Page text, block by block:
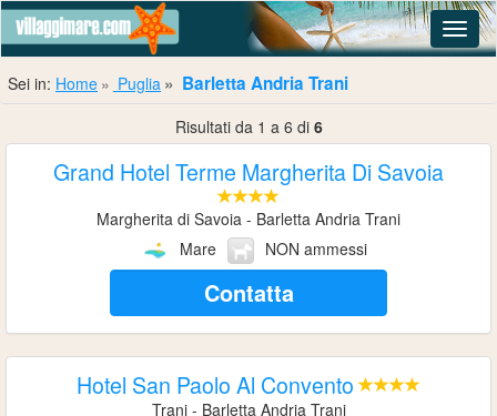
Sei in: Home Puglia Barletta Andria Trani
Risultati da 1 a 6 di 6
Grand Hotel Terme Margherita Di Savoia
Margherita di Savoia - Barletta Andria Trani
Mare
NON ammessi
Contatta
Hotel San Paolo Al Convento
Trani - Barletta Andria Trani